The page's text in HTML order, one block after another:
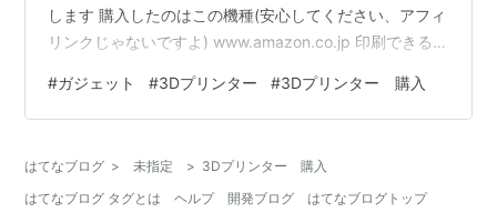
します 購入したのはこの機種(安心してください、アフィ
リンクじゃないですよ) www.amazon.co.jp 印刷できるモ
ーを買ってみたい、使ってみたいという人向けに書くの
で、一応最初に書いておく。 3Dプリンターならどんな
いる大前提。立体物にするからには、現実世界で立体物
として破綻していないモデルでないといけない。塞いで
#ガジェット #3Dプリンター #3Dプリンター 購入
はてなブログ > 未指定 > 3Dプリンター 購入
はてなブログ タグとは
ヘルプ 開発ブログ はてなブログトップ